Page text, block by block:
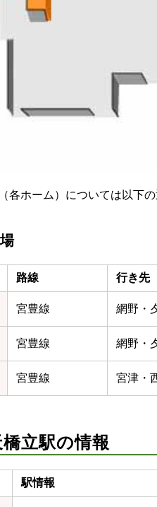
各ホーム）については以下の
路線 行き先
宮豊線 網野・
宮豊線 網野・
宮豊線 宮津・
立駅の情報
駅情報